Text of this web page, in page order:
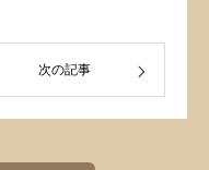
次の記事